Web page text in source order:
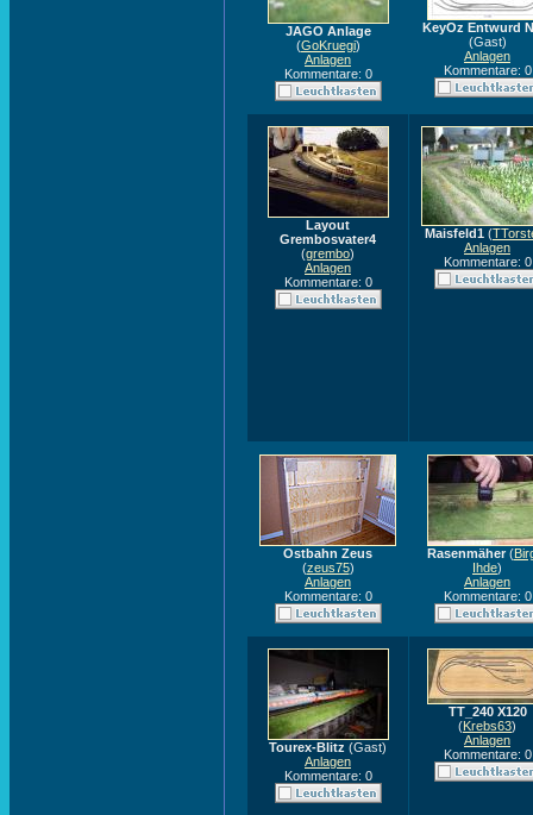
JAGO Anlage
(GoKruegi)
Anlagen
Kommentare: 0
KeyOz Entwurd
(Gast)
Anlagen
Kommentare: 0
Layout
Grembosvater4
(grembo)
Anlagen
Kommentare: 0
Maisfeld1 (
Anlagen
Kommentare: 0
Ostbahn Zeus
(zeus75)
Anlagen
Kommentare: 0
Rasenmäher(
Ihde)
Anlagen
Kommentare: 0
Tourex-Blitz (Gast)
Anlagen
Kommentare: 0
TT_240 X120
(Krebs63)
Anlagen
Kommentare: 0